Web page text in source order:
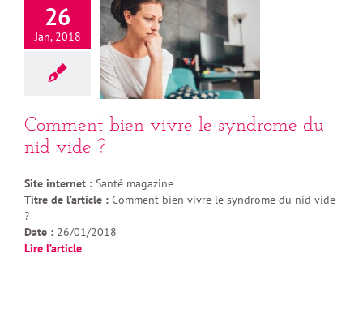
26
Jan, 2018
Comment bien vivre le syndrome du
nid vide ?
Site internet : Santé magazine
Titre de l’article : Comment bien vivre le syndrome du nid vide
?
Date : 26/01/2018
Lire l’article